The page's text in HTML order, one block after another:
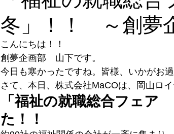
冬」！！ ～創夢
こんにちは！！
創夢企画部　山下です。
今日も寒かったですね。皆様、いかがお
さて、本日、株式会社MaCOは、岡山ロ
「福祉の就職総合フェア
た！！